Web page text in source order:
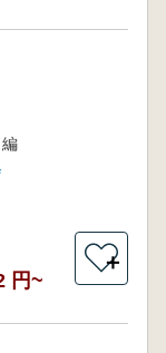
円~
＋